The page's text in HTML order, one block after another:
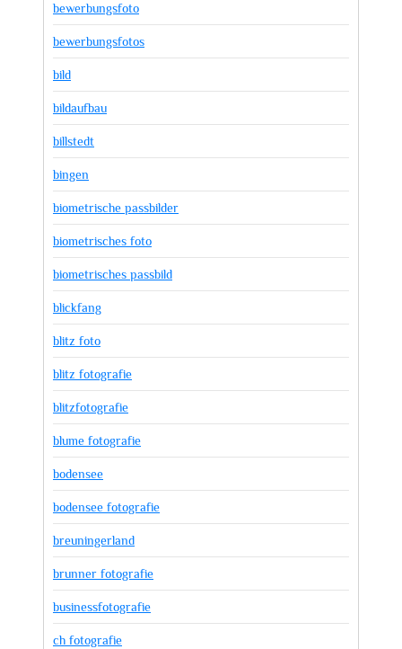
bewerbungsfoto
bewerbungsfotos
bild
bildaufbau
billstedt
bingen
biometrische passbilder
biometrisches foto
biometrisches passbild
blickfang
blitz foto
blitz fotografie
blitzfotografie
blume fotografie
bodensee
bodensee fotografie
breuningerland
brunner fotografie
businessfotografie
ch fotografie